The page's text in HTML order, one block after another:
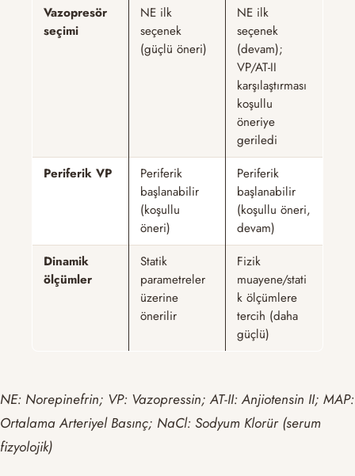
Vazopresör
seçimi
NE ilk
seçenek
(güçlü öneri)
NE ilk
seçenek
(devam);
VP/AT-II
karşılaştırması
koşullu
öneriye
geriledi
Periferik VP
Periferik
başlanabilir
(koşullu
öneri)
Periferik
başlanabilir
(koşullu öneri,
devam)
Dinamik
ölçümler
Statik
parametreler
üzerine
önerilir
Fizik
muayene/stati
k ölçümlere
tercih (daha
güçlü)
NE: Norepinefrin; VP: Vazopressin; AT-II: Anjiotensin II; MAP:
Ortalama Arteriyel Basınç; NaCl: Sodyum Klorür (serum
fizyolojik)